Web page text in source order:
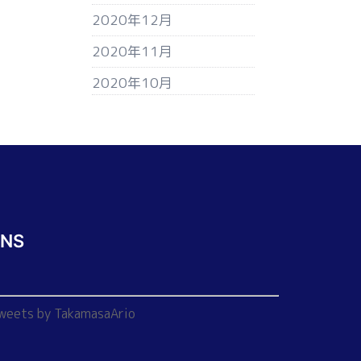
2020年12月
2020年11月
2020年10月
by TakamasaArio